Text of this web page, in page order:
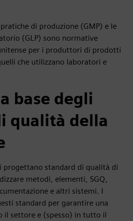
di produzione (GMP) e le
(GLP) sono normative
per i produttori di prodotti
che utilizzano laboratori e
base degli
qualità della
standard di qualità di
metodi, elementi, SGQ,
e altri sistemi. I
standard per garantire una
il settore e (spesso) in tutto il